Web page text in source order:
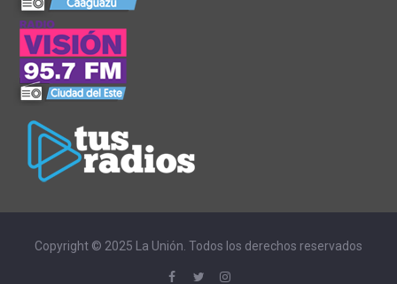
Copyright © 2025 La Unión. Todos los derechos reservados